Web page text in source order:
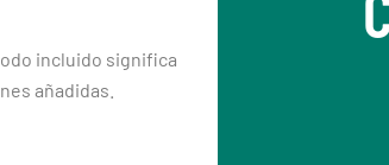
incluido significa
añadidas.